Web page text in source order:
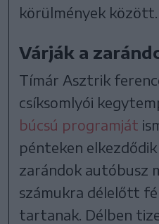
körülmények között.
Várják a
Tímár Asztrik
csíksomlyói
búcsú programját
pénteken
zarándok autóbusz
számukra délelőtt
tartanak. Délben